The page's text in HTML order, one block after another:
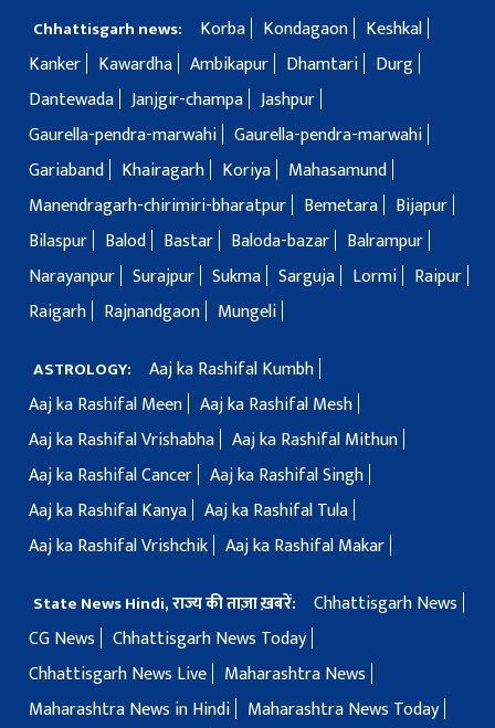
Chhattisgarh news: Korba Kondagaon
Keshkal
Kanker
Kawardha Ambikapur Dhamtari
Durg
Dantewada Janjgir-champa Jashpur
Gaurella-pendra-marwahi Gaurella-pendra-marwahi
Gariaband
Khairagarh Koriya
Mahasamund
Manendragarh-chirimiri-bharatpur
Bemetara
Bijapur
Bilaspur
Balod Bastar Baloda-bazar
Balrampur
Narayanpur Surajpur Sukma Sarguja Lormi
Raipur
Raigarh
Rajnandgaon Mungeli
ASTROLOGY:
Aaj ka Rashifal Kumbh
Aaj ka Rashifal Meen Aaj ka Rashifal Mesh
Aaj ka Rashifal Vrishabha Aaj ka Rashifal Mithun
Aaj ka Rashifal Cancer Aaj ka Rashifal Singh
Aaj ka Rashifal Kanya Aaj ka Rashifal Tula
Aaj ka Rashifal Vrishchik Aaj ka Rashifal Makar
State News Hindi, राज्य की ताज़ा ख़बरें:
Chhattisgarh News
CG News
Chhattisgarh News Today
Chhattisgarh News Live
Maharashtra News
Maharashtra News in Hindi
Maharashtra News Today